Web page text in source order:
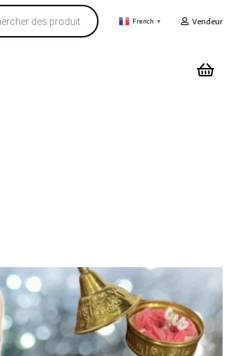
French ▼ Vendeur